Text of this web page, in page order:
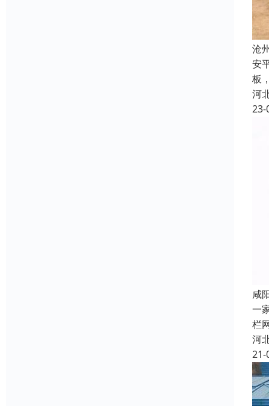
沧
安
板
河
23-
咸
一
栏
河
21-